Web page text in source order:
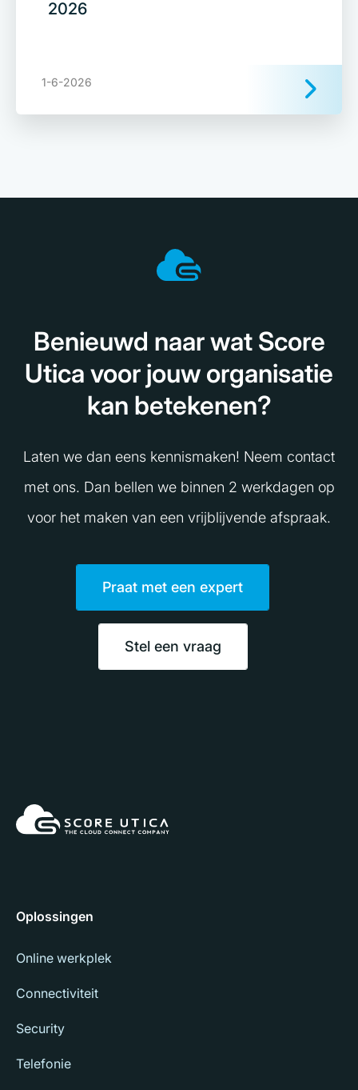
2026
1-6-2026
Benieuwd naar wat Score
Utica voor jouw organisatie
kan betekenen?
Laten we dan eens kennismaken! Neem contact
met ons. Dan bellen we binnen 2 werkdagen op
voor het maken van een vrijblijvende afspraak.
Praat met een expert
Stel een vraag
Oplossingen
Online werkplek
Connectiviteit
Security
Telefonie